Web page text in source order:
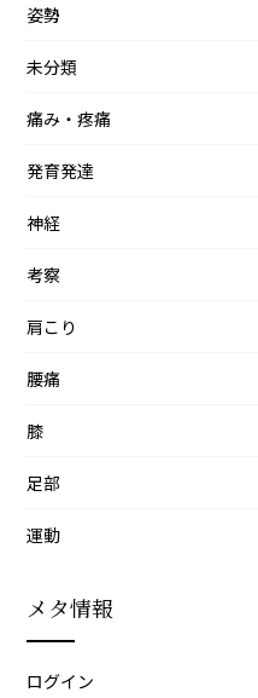
姿勢
未分類
痛み・疼痛
発育発達
神経
考察
肩こり
腰痛
膝
足部
運動
メタ情報
ログイン